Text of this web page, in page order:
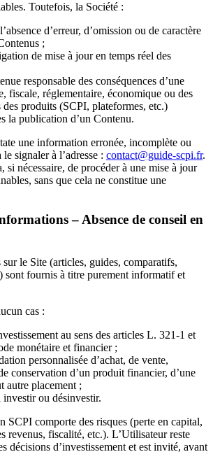
Toutefois, la Société :
d’erreur, d’omission ou de caractère
;
de mise à jour en temps réel des
responsable des conséquences d’une
fiscale, réglementaire, économique ou des
des produits (SCPI, plateformes, etc.)
la publication d’un Contenu.
une information erronée, incomplète ou
signaler à l’adresse : contact@guide-scpi.fr.
si nécessaire, de procéder à une mise à jour
sans que cela ne constitue une
– Absence de conseil en
le Site (articles, guides, comparatifs,
sont fournis à titre purement informatif et
cas :
au sens des articles L. 321-1 et
monétaire et financier ;
personnalisée d’achat, de vente,
conservation d’un produit financier, d’une
autre placement ;
ou désinvestir.
SCPI comporte des risques (perte en capital,
revenus, fiscalité, etc.). L’Utilisateur reste
décisions d’investissement et est invité, avant